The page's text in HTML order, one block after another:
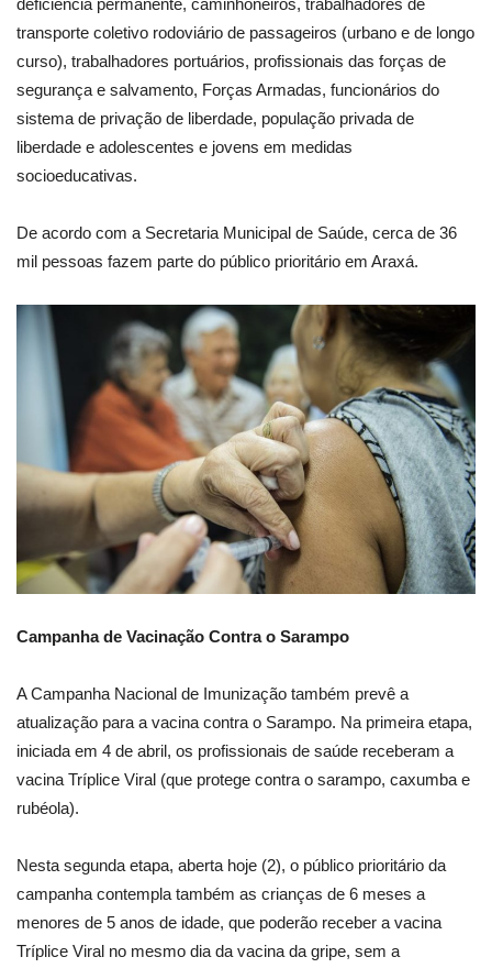
transporte coletivo rodoviário de passageiros (urbano e de longo
curso), trabalhadores portuários, profissionais das forças de
segurança e salvamento, Forças Armadas, funcionários do
sistema de privação de liberdade, população privada de
liberdade e adolescentes e jovens em medidas
socioeducativas.
De acordo com a Secretaria Municipal de Saúde, cerca de 36
mil pessoas fazem parte do público prioritário em Araxá.
Campanha de Vacinação Contra o Sarampo
A Campanha Nacional de Imunização também prevê a
atualização para a vacina contra o Sarampo. Na primeira etapa,
iniciada em 4 de abril, os profissionais de saúde receberam a
vacina Tríplice Viral (que protege contra o sarampo, caxumba e
rubéola).
Nesta segunda etapa, aberta hoje (2), o público prioritário da
campanha contempla também as crianças de 6 meses a
menores de 5 anos de idade, que poderão receber a vacina
Tríplice Viral no mesmo dia da vacina da gripe, sem a